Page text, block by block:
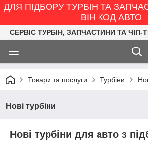
ДЛЯ ПІДБОРУ ТУРБІН ТА
ВІН КОД АВТО
СЕРВІС ТУРБІН, ЗАПЧАСТИНИ ТА ЧІП-
Товари та послуги Турбіни
Нові турбіни
Нові турбіни для авто з